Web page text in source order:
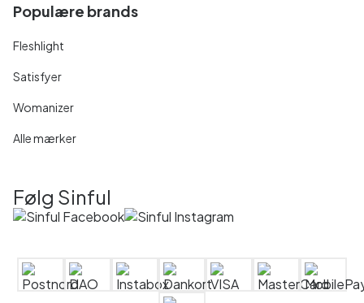
Populære brands
Fleshlight
Satisfyer
Womanizer
Alle mærker
Følg Sinful